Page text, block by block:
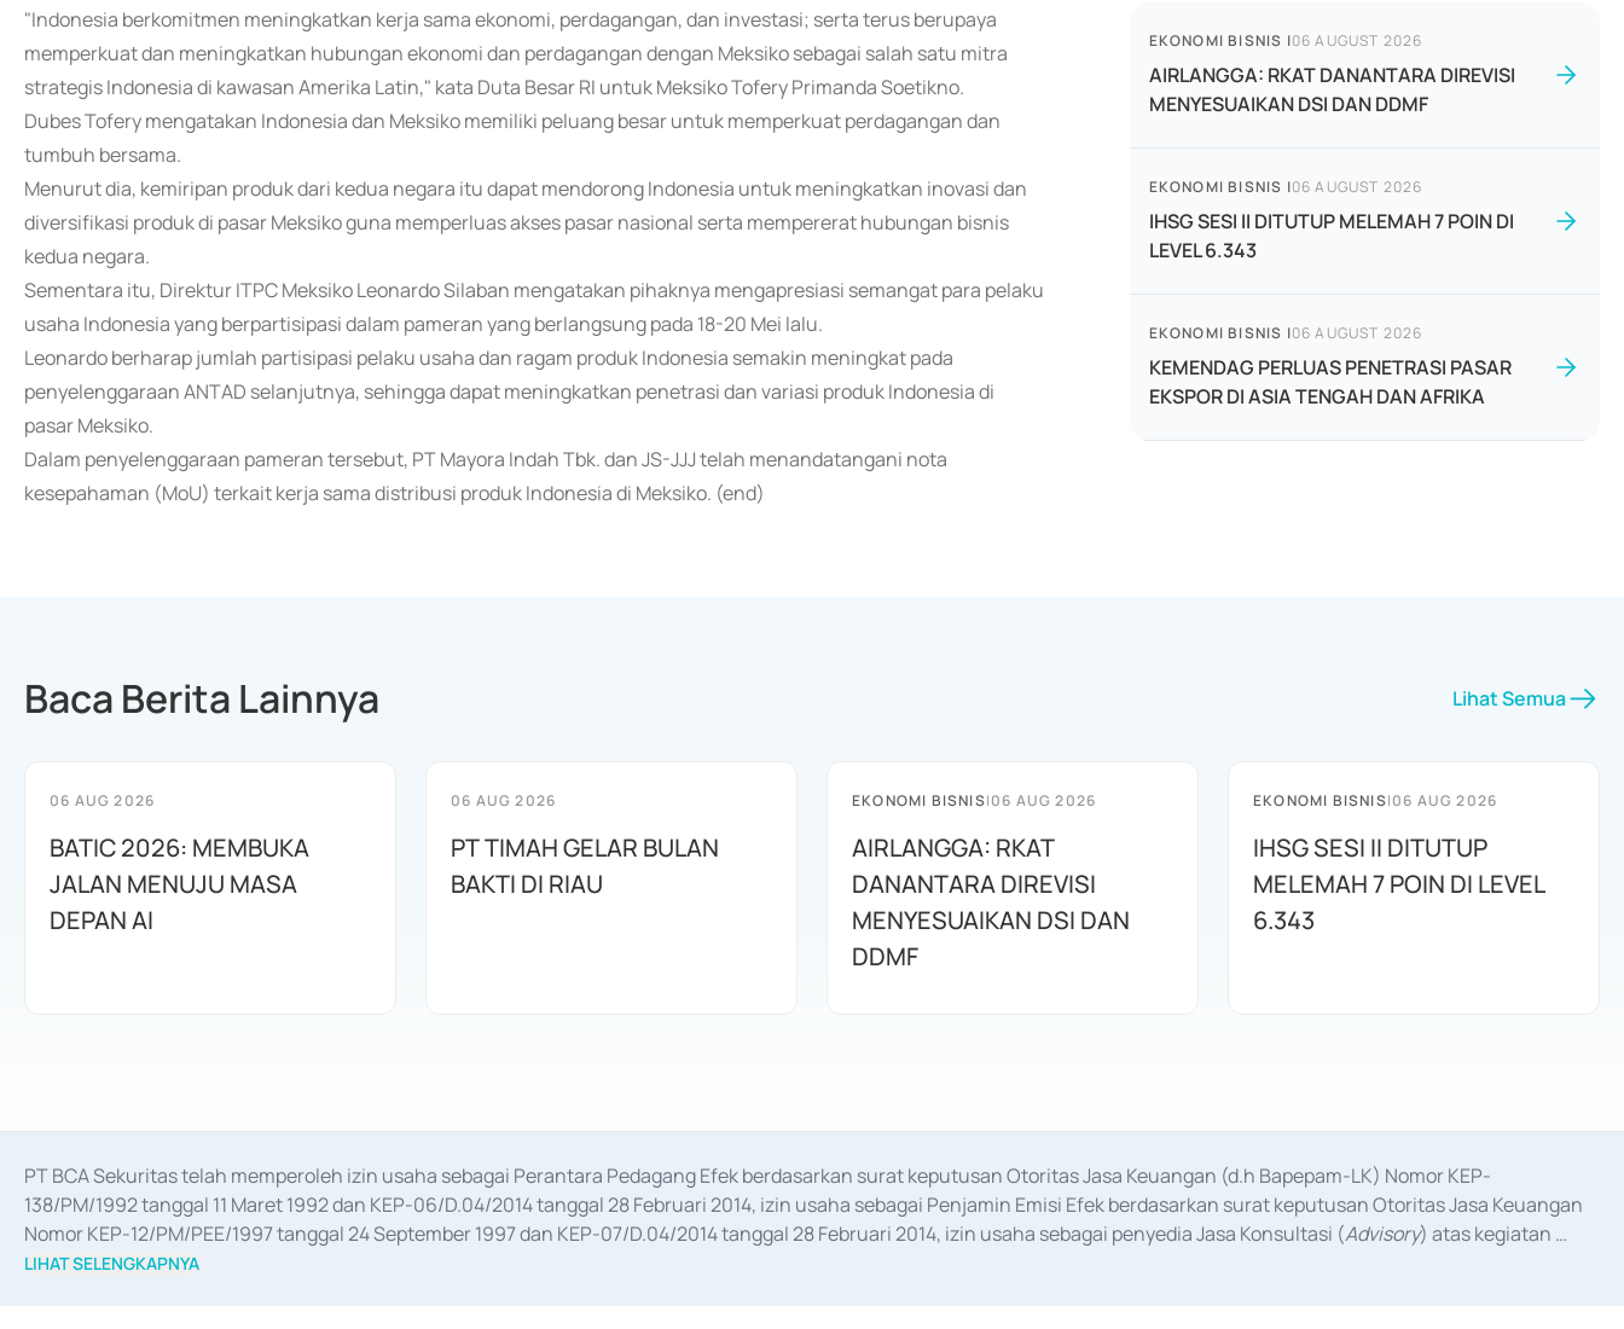
"Indonesia berkomitmen meningkatkan kerja sama ekonomi, perdagangan, dan investasi; serta terus berupaya
memperkuat dan meningkatkan hubungan ekonomi dan perdagangan dengan Meksiko sebagai salah satu mitra
strategis Indonesia di kawasan Amerika Latin," kata Duta Besar RI untuk Meksiko Tofery Primanda Soetikno.
Dubes Tofery mengatakan Indonesia dan Meksiko memiliki peluang besar untuk memperkuat perdagangan dan
tumbuh bersama.
Menurut dia, kemiripan produk dari kedua negara itu dapat mendorong Indonesia untuk meningkatkan inovasi dan
diversifikasi produk di pasar Meksiko guna memperluas akses pasar nasional serta mempererat hubungan bisnis
kedua negara.
Sementara itu, Direktur ITPC Meksiko Leonardo Silaban mengatakan pihaknya mengapresiasi semangat para pelaku
usaha Indonesia yang berpartisipasi dalam pameran yang berlangsung pada 18-20 Mei lalu.
Leonardo berharap jumlah partisipasi pelaku usaha dan ragam produk Indonesia semakin meningkat pada
penyelenggaraan ANTAD selanjutnya, sehingga dapat meningkatkan penetrasi dan variasi produk Indonesia di
pasar Meksiko.
Dalam penyelenggaraan pameran tersebut, PT Mayora Indah Tbk. dan JS-JJJ telah menandatangani nota
kesepahaman (MoU) terkait kerja sama distribusi produk Indonesia di Meksiko. (end)
EKONOMI BISNIS |06 AUGUST 2026
AIRLANGGA: RKAT DANANTARA DIREVISI
MENYESUAIKAN DSI DAN DDMF
EKONOMI BISNIS |06 AUGUST 2026
IHSG SESI II DITUTUP MELEMAH 7 POIN DI
LEVEL 6.343
EKONOMI BISNIS |06 AUGUST 2026
KEMENDAG PERLUAS PENETRASI PASAR
EKSPOR DI ASIA TENGAH DAN AFRIKA
Baca Berita Lainnya Lihat Semua
06 AUG 2026
BATIC 2026: MEMBUKA
JALAN MENUJU MASA
DEPAN AI
06 AUG 2026
PT TIMAH GELAR BULAN
BAKTI DI RIAU
EKONOMI BISNIS|06 AUG 2026
AIRLANGGA: RKAT
DANANTARA DIREVISI
MENYESUAIKAN DSI DAN
DDMF
EKONOMI BISNIS|06 AUG 2026
IHSG SESI II DITUTUP
MELEMAH 7 POIN DI LEVEL
6.343
PT BCA Sekuritas telah memperoleh izin usaha sebagai Perantara Pedagang Efek berdasarkan surat keputusan Otoritas Jasa Keuangan (d.h Bapepam-LK) Nomor KEP-
138/PM/1992 tanggal 11 Maret 1992 dan KEP-06/D.04/2014 tanggal 28 Februari 2014, izin usaha sebagai Penjamin Emisi Efek berdasarkan surat keputusan Otoritas Jasa Keuangan
Nomor KEP-12/PM/PEE/1997 tanggal 24 September 1997 dan KEP-07/D.04/2014 tanggal 28 Februari 2014, izin usaha sebagai penyedia Jasa Konsultasi (Advisory) atas kegiatan
merger, akuisisi, divestasi, dan
LIHAT SELENGKAPNYA